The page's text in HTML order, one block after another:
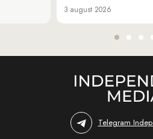
3 august 2026
Telegram